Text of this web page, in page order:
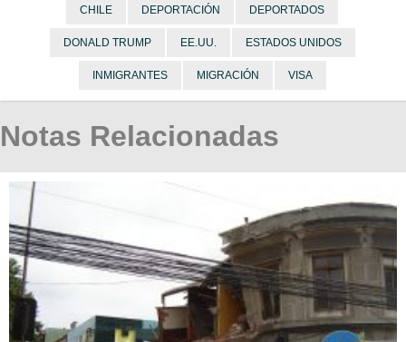
CHILE DEPORTACIÓN DEPORTADOS
DONALD TRUMP EE.UU. ESTADOS UNIDOS
INMIGRANTES MIGRACIÓN VISA
Notas Relacionadas